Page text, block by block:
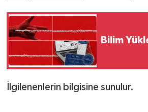
Bilim
İlgilenenlerin bilgisine sunulur.